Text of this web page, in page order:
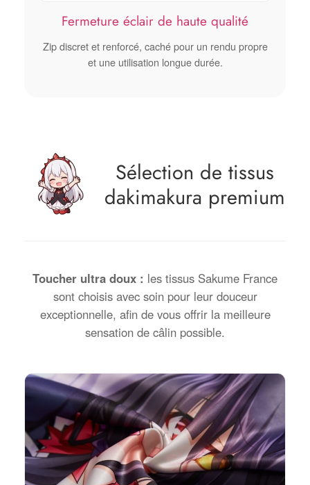
Fermeture éclair de haute qualité
Zip discret et renforcé, caché pour un rendu propre
et une utilisation longue durée.
Sélection de tissus
dakimakura premium
Toucher ultra doux : les tissus Sakume France
sont choisis avec soin pour leur douceur
exceptionnelle, afin de vous offrir la meilleure
sensation de câlin possible.